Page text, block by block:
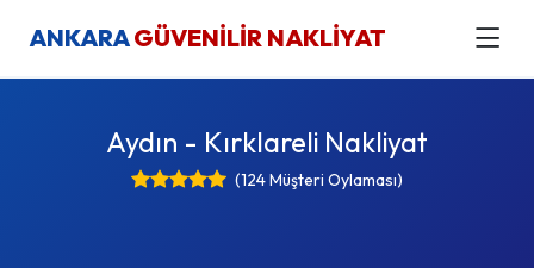
ANKARAGÜVENİLİR NAKLİYAT
Aydın - Kırklareli Nakliyat
(124 Müşteri Oylaması)